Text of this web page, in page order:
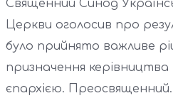
Священний Синод
Церкви оголосив про
було прийнято важливе
призначення
єпархією.